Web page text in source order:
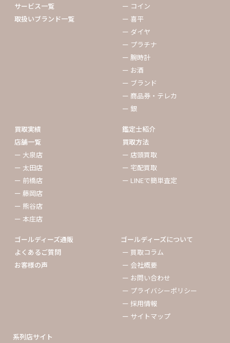
サービス一覧
取扱いブランド一覧
ー コイン
ー 喜平
ー ダイヤ
ー プラチナ
ー 腕時計
ー お酒
ー ブランド
ー 商品券・テレカ
ー 銀
買取実績
店舗一覧
ー 大泉店
ー 太田店
ー 前橋店
ー 藤岡店
ー 熊谷店
ー 本庄店
鑑定士紹介
買取方法
ー 店頭買取
ー 宅配買取
ー LINEで簡単査定
ゴールディーズ通販
よくあるご質問
お客様の声
ゴールディーズについて
ー 買取コラム
ー 会社概要
ー お問い合わせ
ー プライバシーポリシー
ー 採用情報
ー サイトマップ
系列店サイト